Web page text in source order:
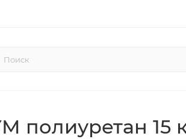
полиуретан 15